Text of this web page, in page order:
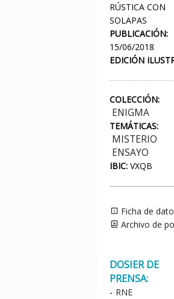
RÚSTICA CON
SOLAPAS
PUBLICACIÓN:
15/06/2018
EDICIÓN
COLECCIÓN:
ENIGMA
TEMÁTICAS:
MISTERIO
ENSAYO
IBIC: VXQB
Ficha de
Archivo de
DOSIER DE
PRENSA:
- RNE